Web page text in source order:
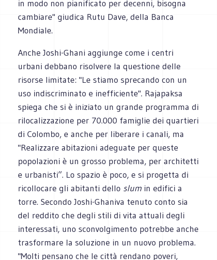
in modo non pianificato per decenni, bisogna
cambiare" giudica Rutu Dave, della Banca
Mondiale.
Anche Joshi-Ghani aggiunge come i centri
urbani debbano risolvere la questione delle
risorse limitate: "Le stiamo sprecando con un
uso indiscriminato e inefficiente". Rajapaksa
spiega che si è iniziato un grande programma di
rilocalizzazione per 70.000 famiglie dei quartieri
di Colombo, e anche per liberare i canali, ma
"Realizzare abitazioni adeguate per queste
popolazioni è un grosso problema, per architetti
e urbanisti”. Lo spazio è poco, e si progetta di
ricollocare gli abitanti dello slumin edifici a
torre. Secondo Joshi-Ghaniva tenuto conto sia
del reddito che degli stili di vita attuali degli
interessati, uno sconvolgimento potrebbe anche
trasformare la soluzione in un nuovo problema.
"Molti pensano che le città rendano poveri,